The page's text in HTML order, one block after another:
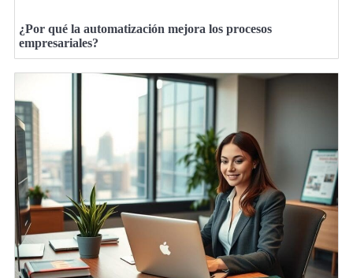
¿Por qué la automatización mejora los procesos
empresariales?